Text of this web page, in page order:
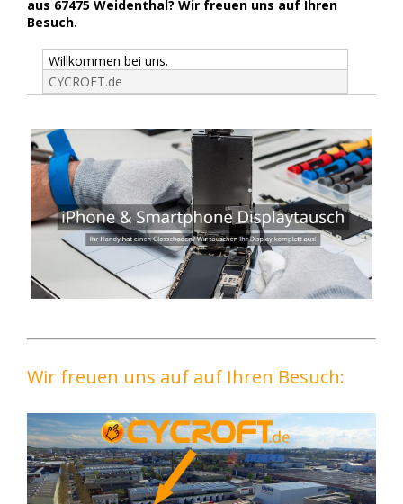
aus 67475 Weidenthal? Wir freuen uns auf Ihren
Besuch.
Willkommen bei uns.
CYCROFT.de
Wir freuen uns auf auf Ihren Besuch: